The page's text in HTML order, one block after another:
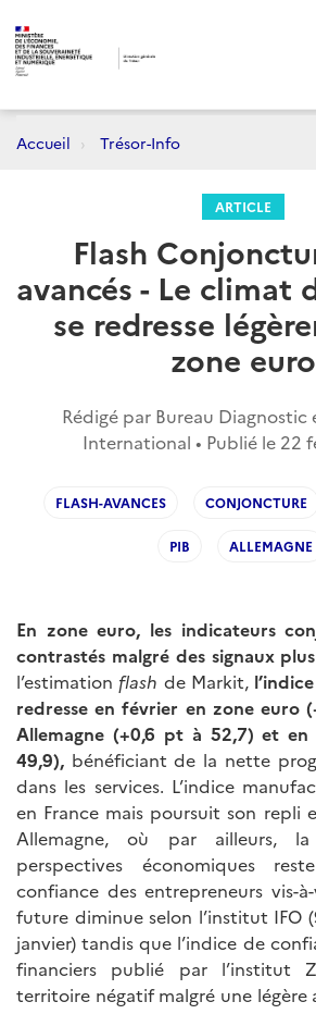
Accueil Trésor-Info
ARTICLE
Flash
avancés - Le climat
se redresse
zone euro
Rédigé par Bureau Diagnostic
International • Publié le 22
FLASH-AVANCES CONJONCTURE
PIB ALLEMAGNE
En zone euro, les indicateurs
contrastés malgré des signaux
l’estimation flash de Markit,
redresse en février en zone euro
Allemagne (+0,6 pt à 52,7) et en
49,9), bénéficiant de la nette
dans les services. L’indice
en France mais poursuit son repli
Allemagne, où par ailleurs,
perspectives économiques
confiance des entrepreneurs vis-
future diminue selon l’institut IFO
janvier) tandis que l’indice de
financiers publié par l’institut
territoire négatif malgré une légère